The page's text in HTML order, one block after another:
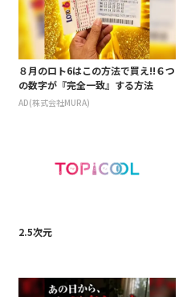
８月のロト6はこの方法で買え!!６つ
の数字が『完全一致』する方法
AD(株式会社MURA)
2.5次元